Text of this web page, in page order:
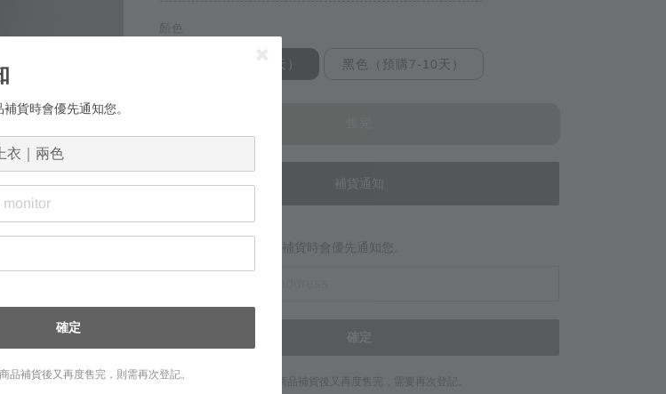
顏色
白色（預購7-10天） 黑色（預購7-10天）
補貨通知
申請補貨通知
請輸入E-Mail，當商品補貨時會優先通知您。
您僅會收到一次通知，若商品補貨後又再度售完，需要再次登記。
貨時會優先通知您。
monitor
確定
品補貨後又再度售完，則需再次登記。